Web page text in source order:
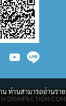
DISINFECTION
ท่านสามารถอ่านรา